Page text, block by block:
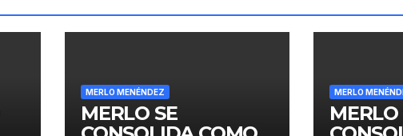
MERLO MENÉNDEZ
MERLO SE
MERLO
MERLO